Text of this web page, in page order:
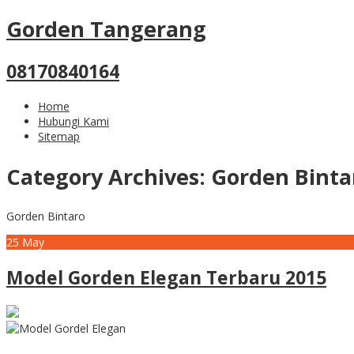
Gorden Tangerang
08170840164
Home
Hubungi Kami
Sitemap
Category Archives: Gorden
Gorden Bintaro
25 May
Model Gorden Elegan Terbaru 2015